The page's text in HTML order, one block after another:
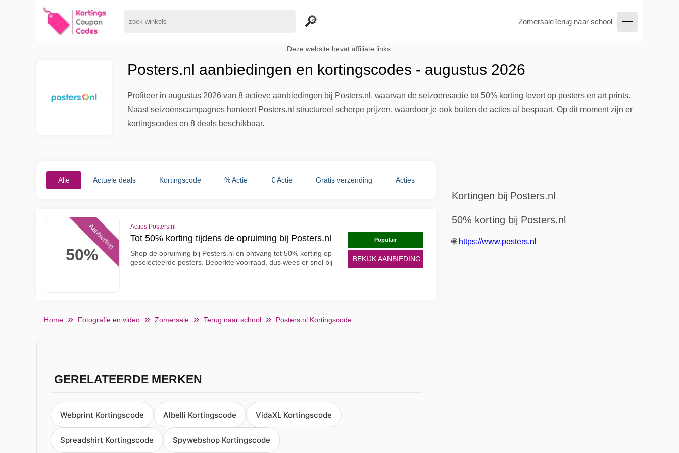
ZomersaleTerug naar school
Deze website bevat affiliate links.
Posters.nl aanbiedingen en kortingscodes - augustus 2026
Profiteer in augustus 2026 van 8 actieve aanbiedingen bij Posters.nl, waarvan de seizoensactie tot 50% korting levert op posters en art prints.
Naast seizoenscampagnes hanteert Posters.nl structureel scherpe prijzen, waardoor je ook buiten de acties al bespaart. Op dit moment zijn er
kortingscodes en 8 deals beschikbaar.
Alle Actuele deals Kortingscode % Actie € Actie Gratis verzending Acties
50%
Aanbieding Acties Posters.nl
Tot 50% korting tijdens de opruiming bij Posters.nl
Shop de opruiming bij Posters.nl en ontvang tot 50% korting op
geselecteerde posters. Beperkte voorraad, dus wees er snel bij
Populair
BEKIJK AANBIEDING
Home Fotografie en video Zomersale Terug naar school Posters.nl Kortingscode
GERELATEERDE MERKEN
Webprint Kortingscode Albelli Kortingscode VidaXL Kortingscode
Spreadshirt Kortingscode Spywebshop Kortingscode
Kortingen bij Posters.nl
50% korting bij Posters.nl
🌐 https://www.posters.nl